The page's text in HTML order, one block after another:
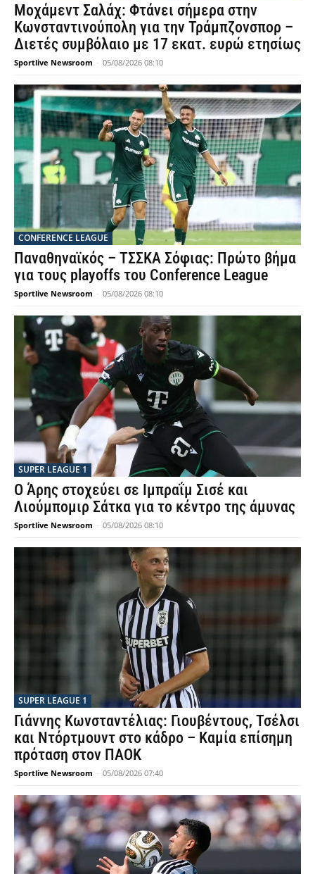
Μοχάμεντ Σαλάχ: Φτάνει σήμερα στην
Κωνσταντινούπολη για την Τράμπζονσπορ –
Διετές συμβόλαιο με 17 εκατ. ευρώ ετησίως
Sportlive Newsroom - 05/08/2026 08:10
CONFERENCE LEAGUE
Παναθηναϊκός – ΤΣΣΚΑ Σόφιας: Πρώτο βήμα
για τους playoffs του Conference League
Sportlive Newsroom - 05/08/2026 08:10
SUPER LEAGUE 1
Ο Άρης στοχεύει σε Ιμπραΐμ Σισέ και
Λιούμπομιρ Σάτκα για το κέντρο της άμυνας
Sportlive Newsroom - 05/08/2026 08:10
SUPER LEAGUE 1
Γιάννης Κωνσταντέλιας: Γιουβέντους, Τσέλσι
και Ντόρτμουντ στο κάδρο – Καμία επίσημη
πρόταση στον ΠΑΟΚ
Sportlive Newsroom - 05/08/2026 07:40